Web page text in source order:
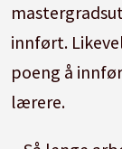
innført.
poeng å
lærere.